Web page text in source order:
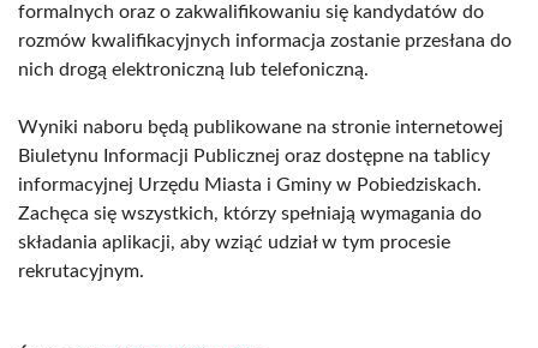
formalnych oraz o zakwalifikowaniu się kandydatów do
rozmów kwalifikacyjnych informacja zostanie przesłana do
nich drogą elektroniczną lub telefoniczną.
Wyniki naboru będą publikowane na stronie internetowej
Biuletynu Informacji Publicznej oraz dostępne na tablicy
informacyjnej Urzędu Miasta i Gminy w Pobiedziskach.
Zachęca się wszystkich, którzy spełniają wymagania do
składania aplikacji, aby wziąć udział w tym procesie
rekrutacyjnym.